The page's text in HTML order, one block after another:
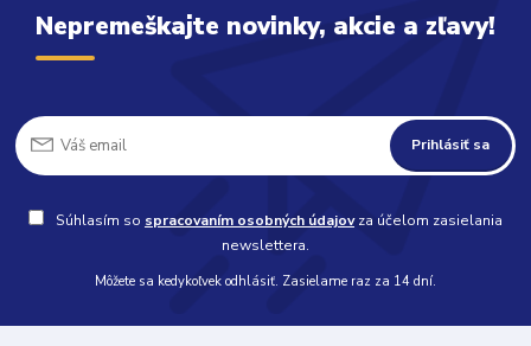
Nepremeškajte novinky, akcie a zľavy!
Prihlásiť sa
Súhlasím so spracovaním osobných údajovza účelom zasielania
newslettera.
Môžete sa kedykoľvek odhlásiť. Zasielame raz za 14 dní.